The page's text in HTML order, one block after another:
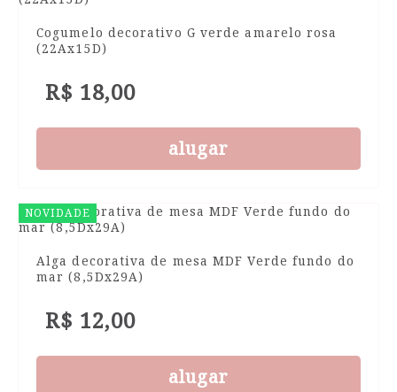
Cogumelo decorativo G verde amarelo rosa
(22Ax15D)
R$ 18,00
alugar
NOVIDADE
Alga decorativa de mesa MDF Verde fundo do
mar (8,5Dx29A)
R$ 12,00
alugar